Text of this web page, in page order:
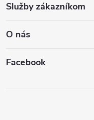
Služby zákazníkom
O nás
Facebook